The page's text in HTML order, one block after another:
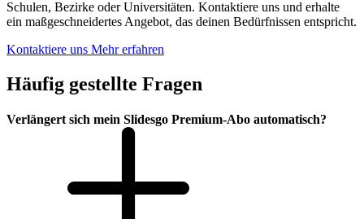
Schulen, Bezirke oder Universitäten. Kontaktiere uns und erhalte
ein maßgeschneidertes Angebot, das deinen Bedürfnissen entspricht.
Kontaktiere uns Mehr erfahren
Häufig gestellte Fragen
Verlängert sich mein Slidesgo Premium-Abo automatisch?